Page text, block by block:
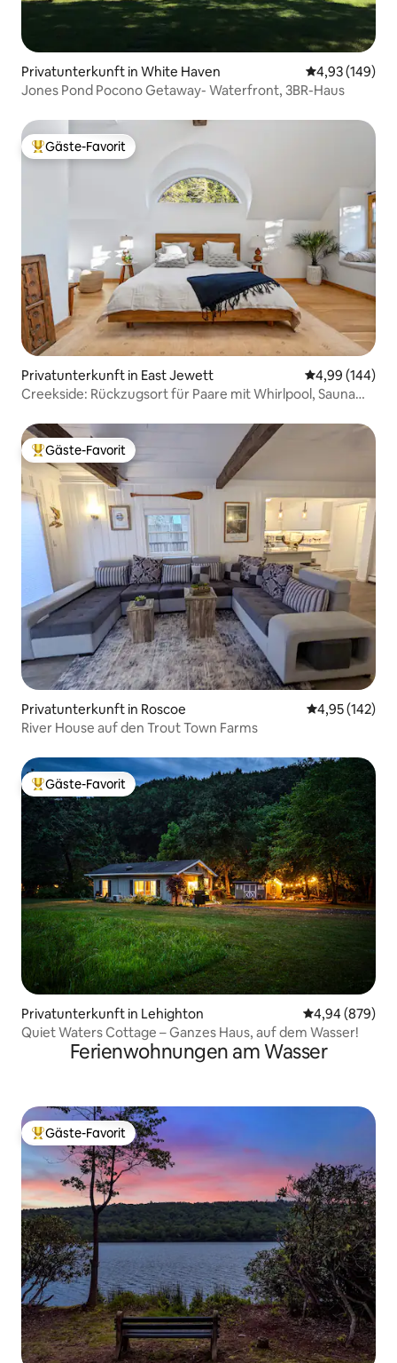
Privatunterkunft in White Haven
4,93 (149)
Jones Pond Pocono Getaway- Waterfront, 3BR-Haus
Beliebter Gäste-Favorit.
Gäste-Favorit
Privatunterkunft in East Jewett
4,99 (144)
Creekside: Rückzugsort für Paare mit Whirlpool, Sauna
Beliebter Gäste-Favorit.
Gäste-Favorit
Privatunterkunft in Roscoe
4,95 (142)
River House auf den Trout Town Farms
Beliebter Gäste-Favorit.
Gäste-Favorit
Privatunterkunft in Lehighton
4,94 (879)
Quiet Waters Cottage – Ganzes Haus, auf dem Wasser!
Ferienwohnungen am Wasser
Beliebter Gäste-Favorit.
Gäste-Favorit